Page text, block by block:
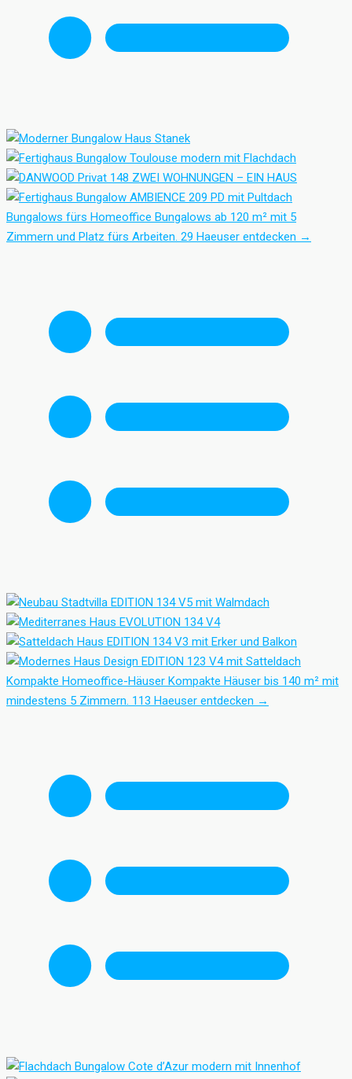
Bungalows fürs Homeoffice Bungalows ab 120 m² mit 5
Zimmern und Platz fürs Arbeiten. 29 Haeuser entdecken →
Kompakte Homeoffice-Häuser Kompakte Häuser bis 140 m² mit
mindestens 5 Zimmern. 113 Haeuser entdecken →